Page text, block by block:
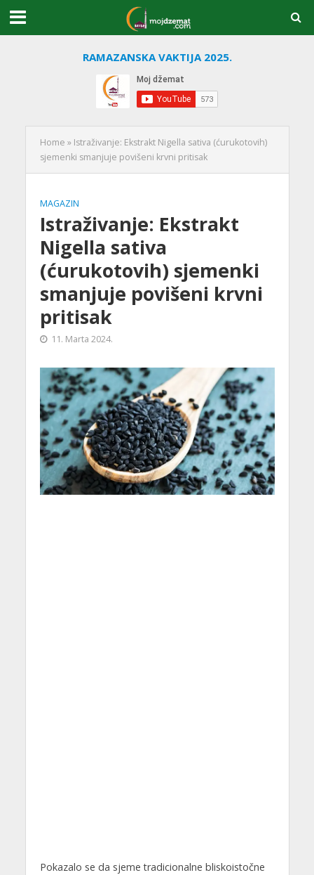
RAMAZANSKA VAKTIJA 2025.
Home » Istraživanje: Ekstrakt Nigella sativa (ćurukotovih)
sjemenki smanjuje povišeni krvni pritisak
MAGAZIN
Istraživanje: Ekstrakt
Nigella sativa
(ćurukotovih) sjemenki
smanjuje povišeni krvni
pritisak
11. Marta 2024.
Pokazalo se da sjeme tradicionalne bliskoistočne